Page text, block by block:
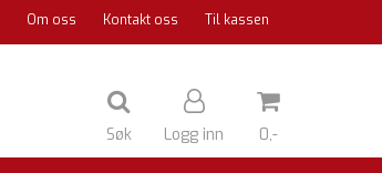
Om oss Kontakt oss Til kassen
Søk Logg inn 0,-